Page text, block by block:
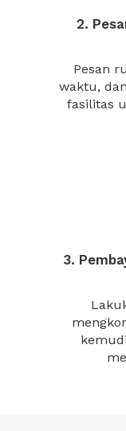
2.
Pesan
waktu,
fasilitas
3.